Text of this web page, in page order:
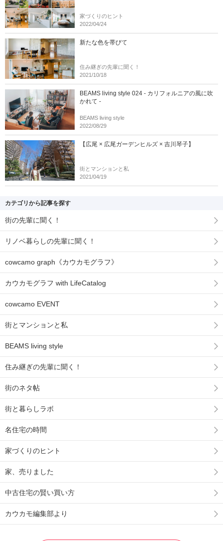
家づくりのヒント
2022/04/24
新たな色を帯びて
住み継ぎの先輩に聞く！
2021/10/18
BEAMS living style 024 - カリフォルニアの風に吹
かれて -
BEAMS living style
2022/08/29
【広尾 × 広尾ガーデンヒルズ × 吉川琴子】
街とマンションと私
2021/04/19
カテゴリから記事を探す
街の先輩に聞く！
リノベ暮らしの先輩に聞く！
cowcamo graph《カウカモグラフ》
カウカモグラフ with LifeCatalog
cowcamo EVENT
街とマンションと私
BEAMS living style
住み継ぎの先輩に聞く！
街のネタ帖
街と暮らしラボ
名住宅の時間
家づくりのヒント
家、売りました
中古住宅の賢い買い方
カウカモ編集部より